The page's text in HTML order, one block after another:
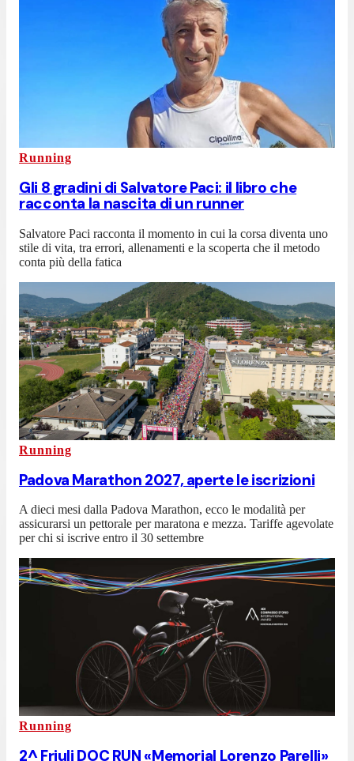
Running
Gli 8 gradini di Salvatore Paci: il libro che
racconta la nascita di un runner
Salvatore Paci racconta il momento in cui la corsa diventa uno
stile di vita, tra errori, allenamenti e la scoperta che il metodo
conta più della fatica
Running
Padova Marathon 2027, aperte le iscrizioni
A dieci mesi dalla Padova Marathon, ecco le modalità per
assicurarsi un pettorale per maratona e mezza. Tariffe agevolate
per chi si iscrive entro il 30 settembre
Running
2^ Friuli DOC RUN «Memorial Lorenzo Parelli»